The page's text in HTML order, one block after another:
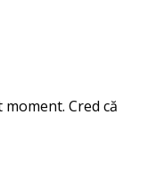
Cred că